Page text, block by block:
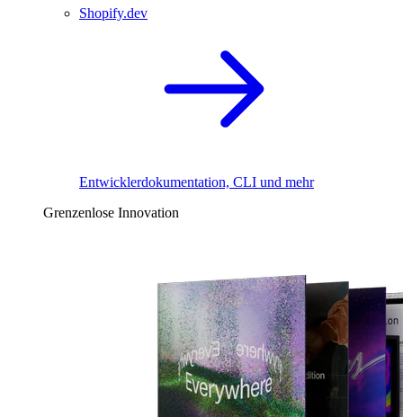
Shopify.dev
Entwicklerdokumentation, CLI und mehr
Grenzenlose Innovation